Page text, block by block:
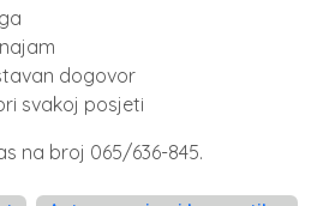
dogovor
svakoj posjeti
na broj 065/636-845.